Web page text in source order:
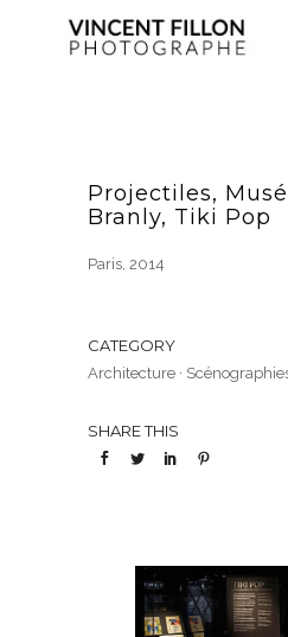
Projectiles,
Branly, Tiki Pop
Paris, 2014
CATEGORY
Architecture ·
SHARE THIS